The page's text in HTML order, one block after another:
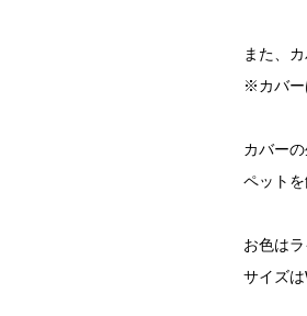
また、
※カバー
カバー
ペット
お色は
サイズ